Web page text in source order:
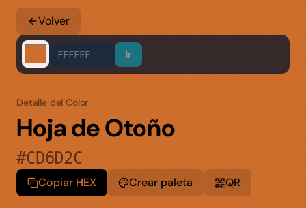
Volver
Ir
Detalle del Color
Hoja de Otoño
#CD6D2C
Copiar HEX Crear paleta QR